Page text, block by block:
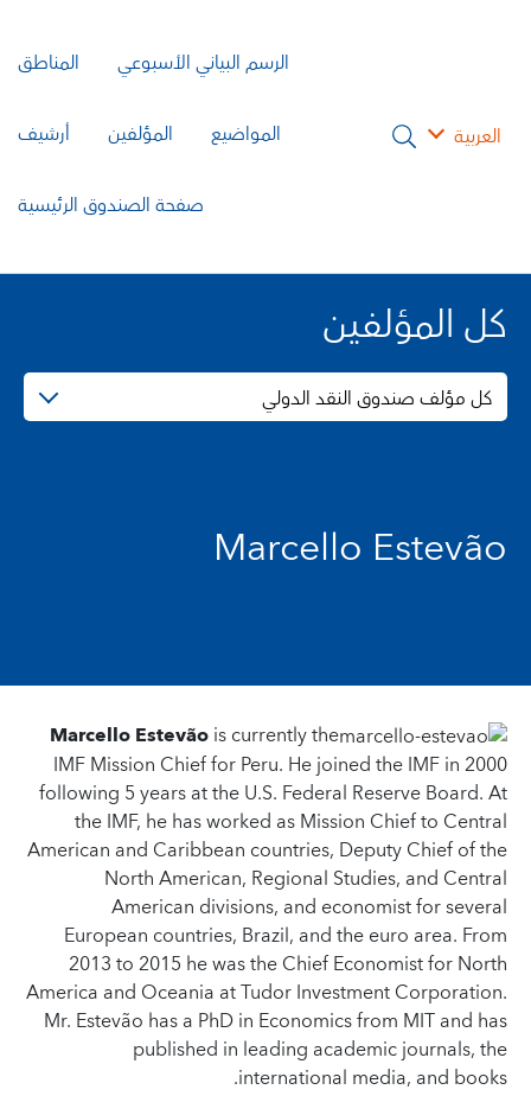
العربية
الرسم البياني الأسبوعي المناطق
المواضيع المؤلفين أرشيف
صفحة الصندوق الرئيسية
كل المؤلفين
كل مؤلف صندوق النقد الدولي
Marcello Estevão
Marcello Estevãois currently the
IMF Mission Chief for Peru. He joined the IMF in 2000
following 5 years at the U.S. Federal Reserve Board. At
the IMF, he has worked as Mission Chief to Central
American and Caribbean countries, Deputy Chief of the
North American, Regional Studies, and Central
American divisions, and economist for several
European countries, Brazil, and the euro area. From
2013 to 2015 he was the Chief Economist for North
America and Oceania at Tudor Investment Corporation.
Mr. Estevão has a PhD in Economics from MIT and has
published in leading academic journals, the
international media, and books.